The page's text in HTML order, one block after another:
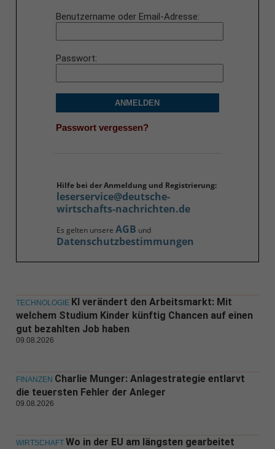
Benutzername oder Email-Adresse
Passwort
ANMELDEN
Passwort vergessen?
Hilfe bei der Anmeldung und Registrierung:
leserservice@deutsche-
wirtschafts-nachrichten.de
Es gelten unsere AGB und
Datenschutzbestimmungen
TECHNOLOGIE KI verändert den Arbeitsmarkt: Mit
welchem Studium Kinder künftig Chancen auf einen
gut bezahlten Job haben
09.08.2026
FINANZEN Charlie Munger: Anlagestrategie entlarvt
die teuersten Fehler der Anleger
09.08.2026
WIRTSCHAFT Wo in der EU am längsten gearbeitet